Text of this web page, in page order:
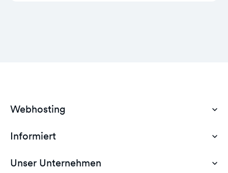
Webhosting
Domain Hosting
Günstiges Webhosting
Informiert
Dokumente
Unser Unternehmen